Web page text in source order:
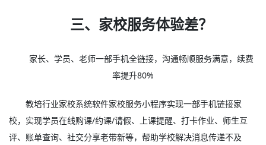
三、家校服务体验差？
家长、学员、老师一部手机全链接，沟通畅顺服务满意，续费
率提升80%
教培行业家校系统软件家校服务小程序实现一部手机链接家
校，实现学员在线购课/约课/请假、上课提醒、打卡作业、师生互
评、账单查询、社交分享老带新等，帮助学校解决消息传递不及